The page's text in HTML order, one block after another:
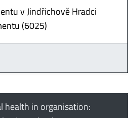
v Jindřichově Hradci
(6025)
health in organisation: